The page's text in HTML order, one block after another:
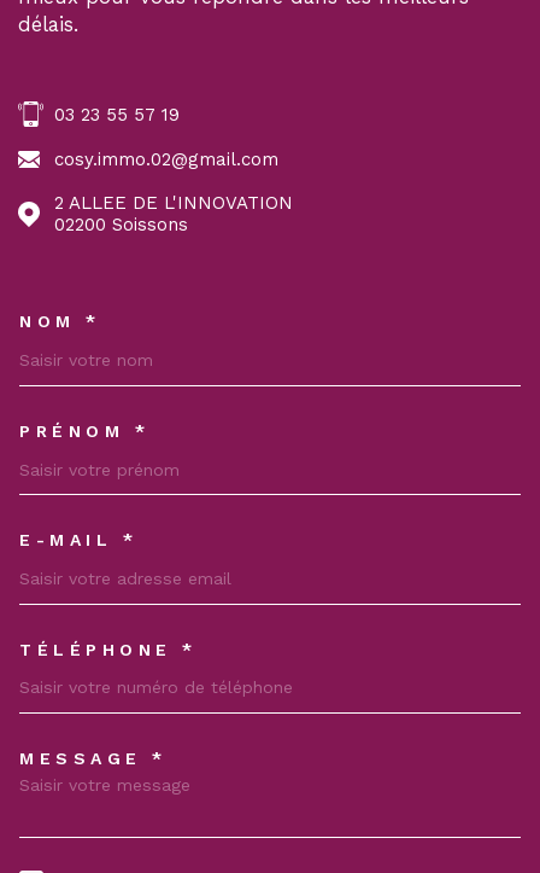
délais.
03 23 55 57 19
cosy.immo.02@gmail.com
2 ALLEE DE L'INNOVATION
02200
Soissons
NOM *
PRÉNOM *
E-MAIL *
TÉLÉPHONE *
MESSAGE *